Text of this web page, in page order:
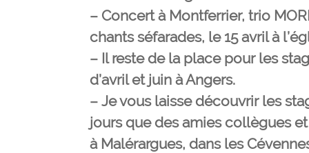
– Concert à Montferrier, trio
chants séfarades, le 15 avril à
– Il reste de la place pour les
d’avril et juin à Angers.
– Je vous laisse découvrir les
jours que des amies collègues
à Malérargues, dans les